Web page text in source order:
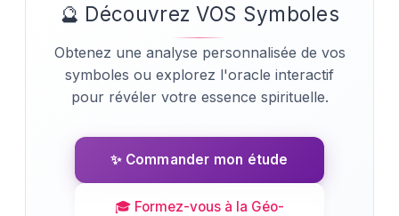
🔮 Découvrez VOS Symboles
Obtenez une analyse personnalisée de vos
symboles ou explorez l'oracle interactif
pour révéler votre essence spirituelle.
✨ Commander mon étude
🎓 Formez-vous à la Géo-